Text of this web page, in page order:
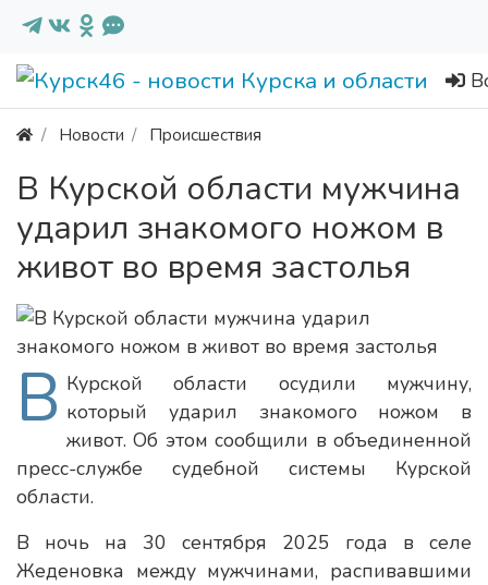
Новости Происшествия
В Курской области мужчина
ударил знакомого ножом в
живот во время застолья
В Курской области осудили мужчину,
который ударил знакомого ножом в
живот. Об этом сообщили в объединенной
пресс-службе судебной системы Курской
области.
В ночь на 30 сентября 2025 года в селе
Жеденовка между мужчинами, распивавшими